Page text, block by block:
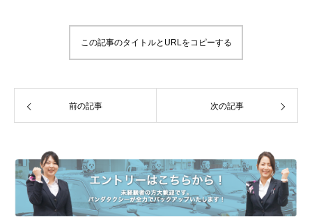
この記事のタイトルとURLをコピーする
前の記事 次の記事